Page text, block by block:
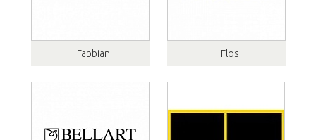
Fabbian Flos